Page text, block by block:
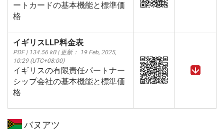
ートカードの基本機能と標準価
格
イギリスLLP料金表
PDF | 134.56 kB | 更新： 19 Feb, 2025,
10:29 (UTC+08:00)
イギリスの有限責任パートナー
シップ会社の基本機能と標準価
格
バヌアツ